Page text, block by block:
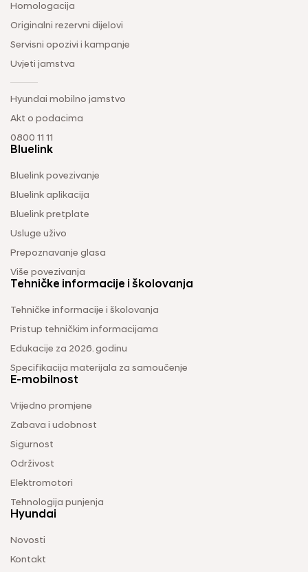
Homologacija
Originalni rezervni dijelovi
Servisni opozivi i kampanje
Uvjeti jamstva
Hyundai mobilno jamstvo
Akt o podacima
0800 11 11
Bluelink
Bluelink povezivanje
Bluelink aplikacija
Bluelink pretplate
Usluge uživo
Prepoznavanje glasa
Više povezivanja
Tehničke informacije i školovanja
Tehničke informacije i školovanja
Pristup tehničkim informacijama
Edukacije za 2026. godinu
Specifikacija materijala za samoučenje
E-mobilnost
Vrijedno promjene
Zabava i udobnost
Sigurnost
Održivost
Elektromotori
Tehnologija punjenja
Hyundai
Novosti
Kontakt